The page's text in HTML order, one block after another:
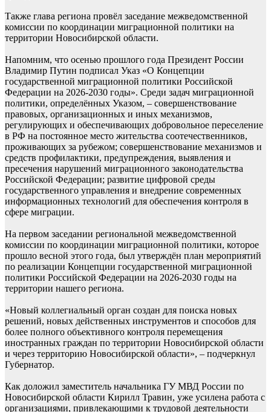
Также глава региона провёл заседание межведомственной
комиссии по координации миграционной политики на
территории Новосибирской области.
Напомним, что осенью прошлого года Президент России
Владимир Путин подписал Указ «О Концепции
государственной миграционной политики Российской
Федерации на 2026-2030 годы». Среди задач миграционной
политики, определённых Указом, – совершенствование
правовых, организационных и иных механизмов,
регулирующих и обеспечивающих добровольное переселение
в РФ на постоянное место жительства соотечественников,
проживающих за рубежом; совершенствование механизмов и
средств профилактики, предупреждения, выявления и
пресечения нарушений миграционного законодательства
Российской Федерации; развитие цифровой среды
государственного управления и внедрение современных
информационных технологий для обеспечения контроля в
сфере миграции.
На первом заседании региональной межведомственной
комиссии по координации миграционной политики, которое
прошло весной этого года, был утверждён план мероприятий
по реализации Концепции государственной миграционной
политики Российской Федерации на 2026-2030 годы на
территории нашего региона.
«Новый коллегиальный орган создан для поиска новых
решений, новых действенных инструментов и способов для
более полного объективного контроля перемещения
иностранных граждан по территории Новосибирской области
и через территорию Новосибирской области», – подчеркнул
Губернатор.
Как доложил заместитель начальника ГУ МВД России по
Новосибирской области Кирилл Травин, уже усилена работа с
организациями, привлекающими к трудовой деятельности